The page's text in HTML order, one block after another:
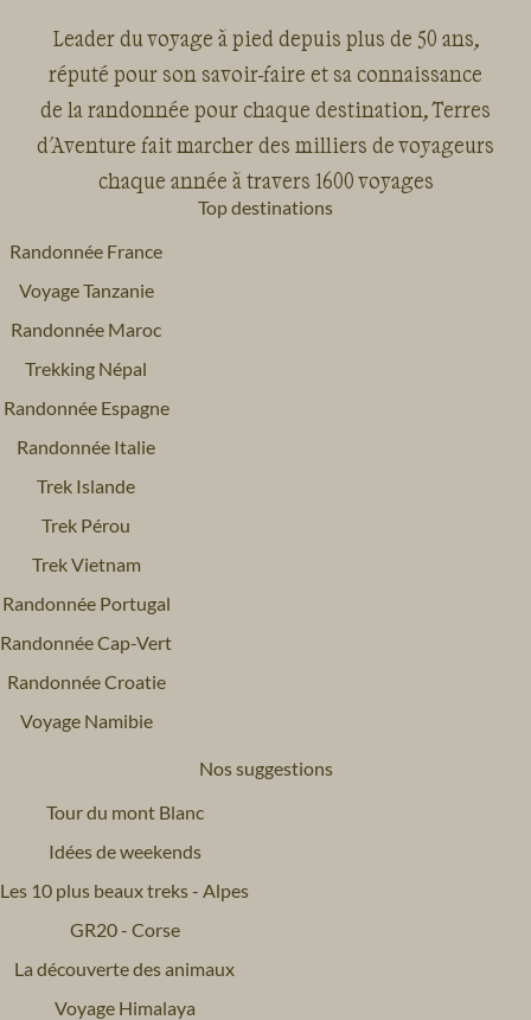
Leader du voyage à pied depuis plus de 50 ans,
réputé pour son savoir-faire et sa connaissance
de la randonnée pour chaque destination, Terres
d'Aventure fait marcher des milliers de voyageurs
chaque année à travers 1600 voyages
Top destinations
Randonnée France
Voyage Tanzanie
Randonnée Maroc
Trekking Népal
Randonnée Espagne
Randonnée Italie
Trek Islande
Trek Pérou
Trek Vietnam
Randonnée Portugal
Randonnée Cap-Vert
Randonnée Croatie
Voyage Namibie
Nos suggestions
Tour du mont Blanc
Idées de weekends
Les 10 plus beaux treks - Alpes
GR20 - Corse
La découverte des animaux
Voyage Himalaya